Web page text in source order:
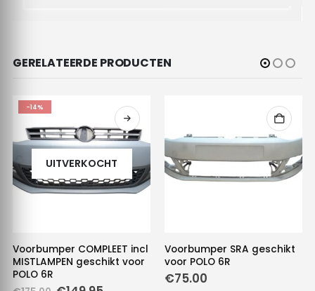
GERELATEERDE PRODUCTEN
-14%
UITVERKOCHT
Voorbumper COMPLEET incl
MISTLAMPEN geschikt voor
POLO 6R
Voorbumper SRA geschikt
voor POLO 6R
€75.00